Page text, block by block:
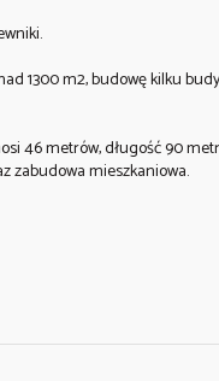
1300 m2, budowę kilku
46 metrów, długość 90
zabudowa mieszkaniowa.